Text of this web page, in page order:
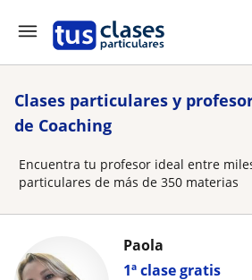
Clases particulares y
de Coaching
Encuentra tu profesor ideal entre
particulares de más de 350 materias
1ª clase gratis
Paola